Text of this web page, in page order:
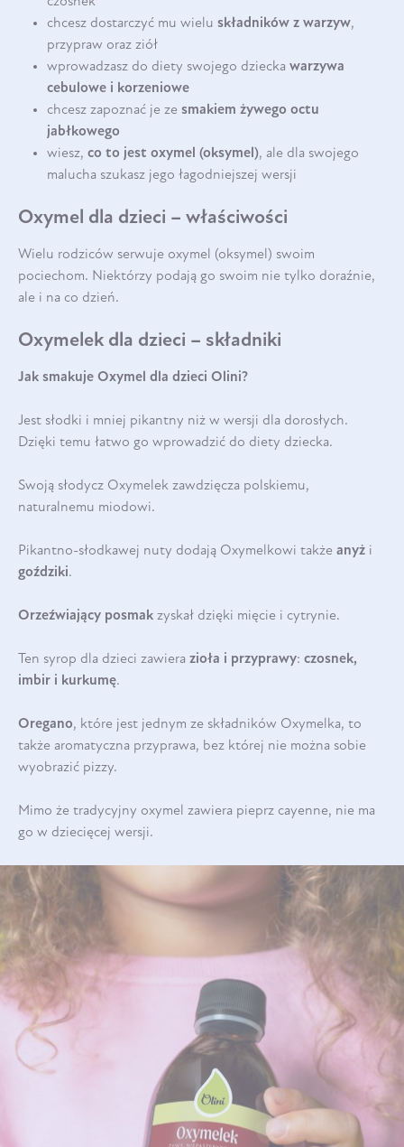
chcesz dostarczyć mu wielu składników z warzyw,
przypraw oraz ziół
wprowadzasz do diety swojego dziecka warzywa
cebulowe i korzeniowe
chcesz zapoznać je ze smakiem żywego octu
jabłkowego
wiesz, co to jest oxymel (oksymel), ale dla swojego
malucha szukasz jego łagodniejszej wersji
Oxymel dla dzieci – właściwości
Wielu rodziców serwuje oxymel (oksymel) swoim
pociechom. Niektórzy podają go swoim nie tylko doraźnie,
ale i na co dzień.
Oxymelek dla dzieci – składniki
Jak smakuje Oxymel dla dzieci Olini?
Jest słodki i mniej pikantny niż w wersji dla dorosłych.
Dzięki temu łatwo go wprowadzić do diety dziecka.
Swoją słodycz Oxymelek zawdzięcza polskiemu,
naturalnemu miodowi.
Pikantno-słodkawej nuty dodają Oxymelkowi także anyż i
goździki.
Orzeźwiający posmak zyskał dzięki mięcie i cytrynie.
Ten syrop dla dzieci zawiera zioła i przyprawy: czosnek,
imbir i kurkumę.
Oregano, które jest jednym ze składników Oxymelka, to
także aromatyczna przyprawa, bez której nie można sobie
wyobrazić pizzy.
Mimo że tradycyjny oxymel zawiera pieprz cayenne, nie ma
go w dziecięcej wersji.